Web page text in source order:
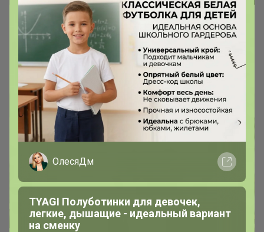
Чудесные шапки и снуды Elfoxo
Хит — шапочка трюфель!
Дженна
ОлесяДм
TYAGI Полуботинки для девочек,
легкие, дышащие - идеальный вариант
на сменку